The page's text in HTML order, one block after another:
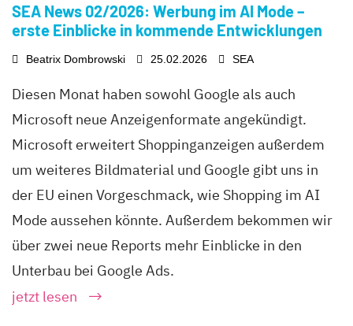
SEA News 02/2026: Werbung im AI Mode –
erste Einblicke in kommende Entwicklungen
Beatrix Dombrowski 25.02.2026 SEA
Diesen Monat haben sowohl Google als auch
Microsoft neue Anzeigenformate angekündigt.
Microsoft erweitert Shoppinganzeigen außerdem
um weiteres Bildmaterial und Google gibt uns in
der EU einen Vorgeschmack, wie Shopping im AI
Mode aussehen könnte. Außerdem bekommen wir
über zwei neue Reports mehr Einblicke in den
Unterbau bei Google Ads.
jetzt lesen